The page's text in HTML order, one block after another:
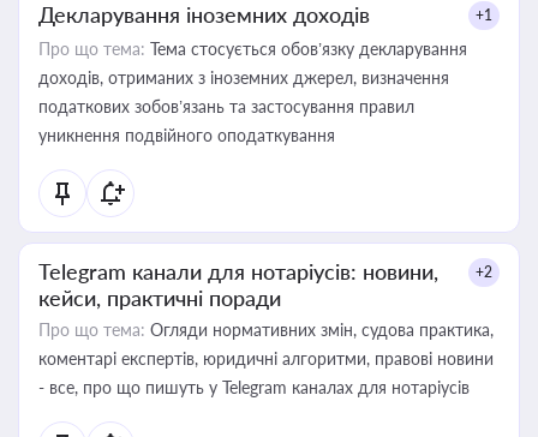
Декларування іноземних доходів +1
Про що тема: Тема стосується обов’язку декларування
доходів, отриманих з іноземних джерел, визначення
податкових зобов’язань та застосування правил
уникнення подвійного оподаткування
Telegram канали для нотаріусів: новини,
кейси, практичні поради
+2
Про що тема: Огляди нормативних змін, судова практика,
коментарі експертів, юридичні алгоритми, правові новини
- все, про що пишуть у Telegram каналах для нотаріусів